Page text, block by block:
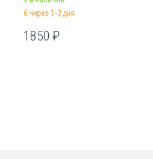
6 через 1-2 дня
1850₽
Этот